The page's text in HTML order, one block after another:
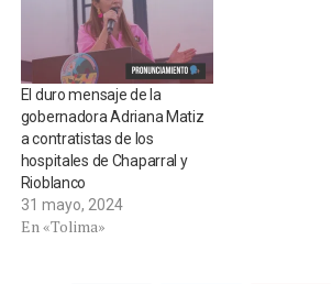
El duro mensaje de la
gobernadora Adriana Matiz
a contratistas de los
hospitales de Chaparral y
Rioblanco
31 mayo, 2024
En «Tolima»